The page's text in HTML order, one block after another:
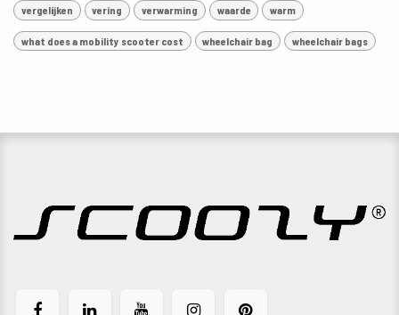
vergelijken vering verwarming waarde warm
what does a mobility scooter cost wheelchair bag wheelchair bags